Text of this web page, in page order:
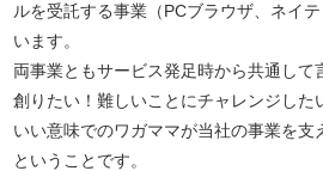
ルを受託する事業（PCブラウザ、ネイ
います。
両事業ともサービス発足時から共通して
創りたい！難しいことにチャレンジした
いい意味でのワガママが当社の事業を支
ということです。